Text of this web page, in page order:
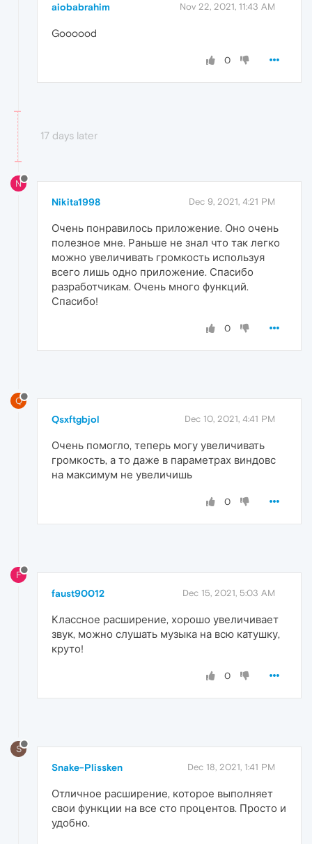
aiobabrahim Nov 22, 2021, 11:43 AM
Goooood
0
17 days later
N
Nikita1998 Dec 9, 2021, 4:21 PM
Очень понравилось приложение. Оно очень
полезное мне. Раньше не знал что так легко
можно увеличивать громкость используя
всего лишь одно приложение. Спасибо
разработчикам. Очень много функций.
Спасибо!
0
Q
Qsxftgbjol Dec 10, 2021, 4:41 PM
Очень помогло, теперь могу увеличивать
громкость, а то даже в параметрах виндовс
на максимум не увеличишь
0
F
faust90012 Dec 15, 2021, 5:03 AM
Классное расширение, хорошо увеличивает
звук, можно слушать музыка на всю катушку,
круто!
0
S
Snake-Plissken Dec 18, 2021, 1:41 PM
Отличное расширение, которое выполняет
свои функции на все сто процентов. Просто и
удобно.